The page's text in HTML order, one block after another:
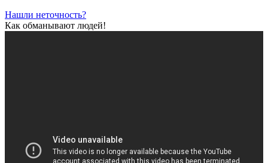
Нашли неточность?
Как обманывают людей!